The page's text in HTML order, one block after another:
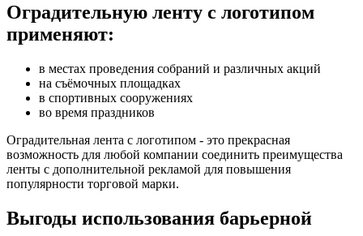
Оградительную ленту с логотипом
применяют:
в местах проведения собраний и различных акций
на съёмочных площадках
в спортивных сооружениях
во время праздников
Оградительная лента с логотипом - это прекрасная
возможность для любой компании соединить преимущества
ленты с дополнительной рекламой для повышения
популярности торговой марки.
Выгоды использования барьерной